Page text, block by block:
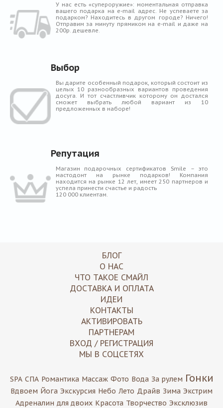
У нас есть «супероружие»: моментальная отправка
вашего подарка на e-mail адрес. Не успеваете за
подарком? Находитесь в другом городе? Ничего!
Отправим за минуту прямиком на e-mail и даже на
200р. дешевле.
Выбор
Вы дарите особенный подарок, который состоит из
целых 10 разнообразных вариантов проведения
досуга. И тот счастливчик которому он достался
сможет выбрать любой вариант из 10
предложенных в наборе!
Репутация
Магазин подарочных сертификатов Smile – это
мастодонт на рынке подарков! Компания
находится на рынке 12 лет, имеет 250 партнеров и
успела принести счастье и радость
120 000 клиентам.
БЛОГ
О НАС
ЧТО ТАКОЕ СМАЙЛ
ДОСТАВКА И ОПЛАТА
ИДЕИ
КОНТАКТЫ
АКТИВИРОВАТЬ
ПАРТНЕРАМ
ВХОД / РЕГИСТРАЦИЯ
МЫ В СОЦСЕТЯХ
SPA СПА Романтика Массаж Фото Вода За рулем Гонки
Вдвоем Йога Экскурсия Небо Лето Драйв Зима Экстрим
Адреналин для двоих Красота Творчество Эксклюзив